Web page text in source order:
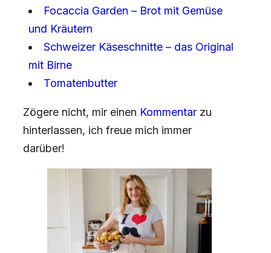
Focaccia Garden – Brot mit Gemüse
und Kräutern
Schweizer Käseschnitte – das Original
mit Birne
Tomatenbutter
Zögere nicht, mir einen Kommentar zu
hinterlassen, ich freue mich immer
darüber!